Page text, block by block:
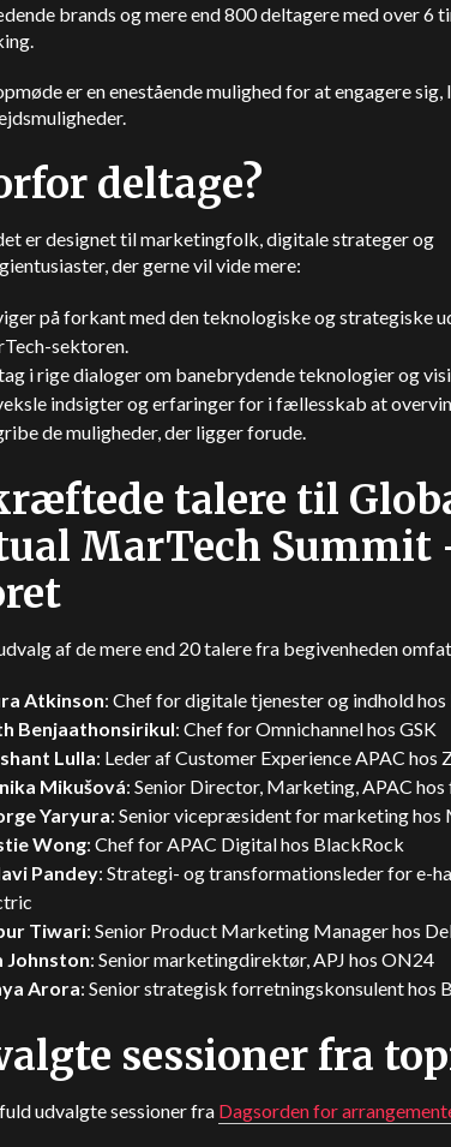
brands og mere end 800 deltagere med over 6
er en enestående mulighed for at engagere
deltage?
er designet til marketingfolk, digitale strateger og
der gerne vil vide mere:
på forkant med den teknologiske og strategiske
sektoren.
i rige dialoger om banebrydende teknologier og
indsigter og erfaringer for i fællesskab at
de muligheder, der ligger forude.
talere til
MarTech Summit
af de mere end 20 talere fra begivenheden
Atkinson: Chef for digitale tjenester og indhold
Benjaathonsirikul: Chef for Omnichannel hos GSK
Lulla: Leder af Customer Experience APAC hos
Mikušová: Senior Director, Marketing, APAC
Yaryura: Senior vicepræsident for marketing hos
Wong: Chef for APAC Digital hos BlackRock
Pandey: Strategi- og transformationsleder for e-
Tiwari: Senior Product Marketing Manager hos
Johnston: Senior marketingdirektør, APJ hos ON24
Arora: Senior strategisk forretningskonsulent hos
sessioner fra
udvalgte sessioner fra Dagsorden for